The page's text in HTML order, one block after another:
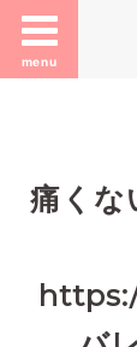
menu
痛く